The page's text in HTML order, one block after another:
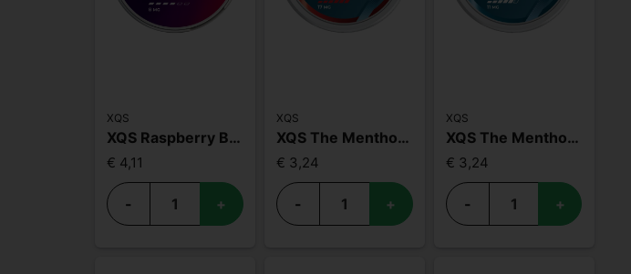
XQS
XQS Raspberry Blackcurrant Slim Strong
€ 4,11
- +
XQS
XQS The Menthol 17mg
€ 3,24
- +
XQS
XQS The Menthol 11mg
€ 3,24
- +